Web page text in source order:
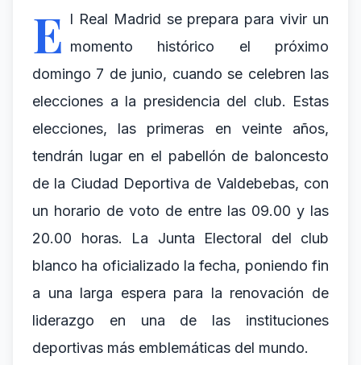
E l Real Madrid se prepara para vivir un
momento histórico el próximo
domingo 7 de junio, cuando se celebren las
elecciones a la presidencia del club. Estas
elecciones, las primeras en veinte años,
tendrán lugar en el pabellón de baloncesto
de la Ciudad Deportiva de Valdebebas, con
un horario de voto de entre las 09.00 y las
20.00 horas. La Junta Electoral del club
blanco ha oficializado la fecha, poniendo fin
a una larga espera para la renovación de
liderazgo en una de las instituciones
deportivas más emblemáticas del mundo.